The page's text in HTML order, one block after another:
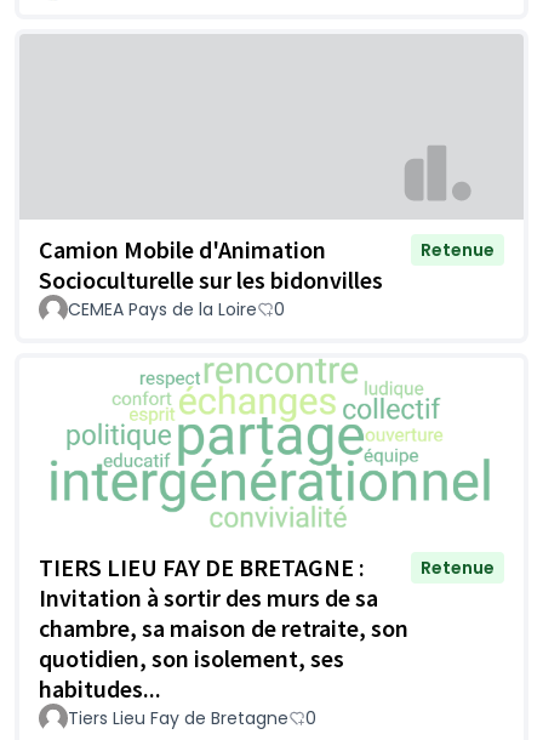
Camion Mobile d'Animation
Socioculturelle sur les bidonvilles
Retenue
CEMEA Pays de la Loire 0
TIERS LIEU FAY DE BRETAGNE :
Invitation à sortir des murs de sa
chambre, sa maison de retraite, son
quotidien, son isolement, ses
habitudes...
Retenue
Tiers Lieu Fay de Bretagne 0